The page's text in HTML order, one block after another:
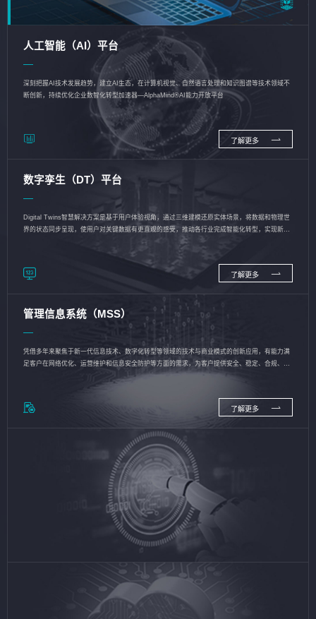
人工智能（AI）平台
深刻把握AI技术发展趋势，建立AI生态，在计算机视觉、自然语言处理和知识图谱等技术领域不
断创新，持续优化企业数智化转型加速器—AlphaMind®AI能力开放平台
了解更多
数字孪生（DT）平台
Digital Twins智慧解决方案是基于用户体验视角，通过三维建模还原实体场景，将数据和物理世
界的状态同步呈现，使用户对关键数据有更直观的感受，推动各行业完成智能化转型，实现新旧
了解更多
管理信息系统（MSS）
凭借多年来聚焦于新一代信息技术、数字化转型等领域的技术与商业模式的创新应用，有能力满
足客户在网络优化、运营维护和信息安全防护等方面的需求，为客户提供安全、稳定、合规、持
了解更多